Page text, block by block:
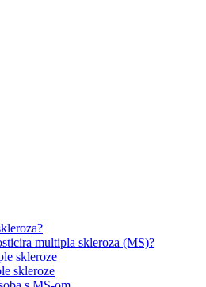
multipla skleroza (MS)?
skleroze
skleroze